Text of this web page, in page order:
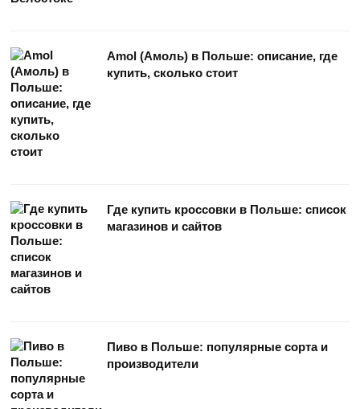
Amol (Амоль) в Польше: описание, где
купить, сколько стоит
Где купить кроссовки в Польше: список
магазинов и сайтов
Пиво в Польше: популярные сорта и
производители